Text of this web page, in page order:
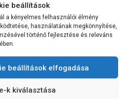
beállítások
a kényelmes felhasználói élmény
használatának megkönnyítése,
történő fejlesztése és releváns
beállítások elfogadása
k kiválasztása2026.05.27.